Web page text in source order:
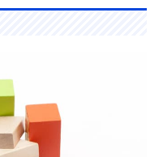
素材にお米を使っ
あり
男の子にも女の子
にも人気のキャラ
クター商品